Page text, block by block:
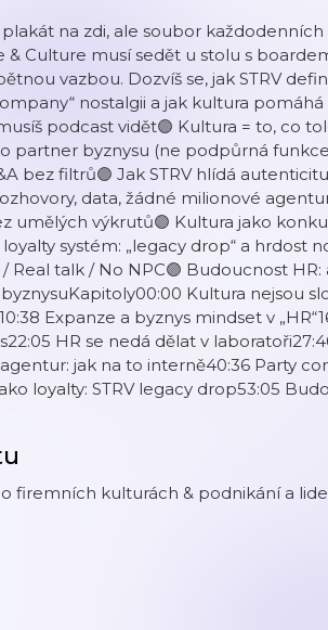
na zdi, ale soubor každodenních
& Culture musí sedět u stolu s
vazbou. Dozvíš se, jak STRV
nostalgii a jak kultura
podcast vidět🟣 Kultura = to, co
partner byznysu (ne podpůrná
bez filtrů🟣 Jak STRV hlídá
rozhovory, data, žádné milionové
umělých výkrutů🟣 Kultura jako
systém: „legacy drop“ a hrdost
Real talk / No NPC🟣 Budoucnost
Kultura nejsou
Expanze a byznys mindset v
HR se nedá dělat v
agentur: jak na to interně40:36 Party
loyalty: STRV legacy drop53:05
firemních kulturách & podnikání a